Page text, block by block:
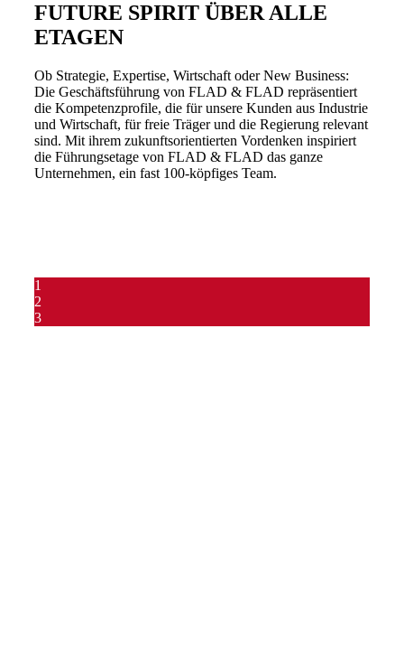
FUTURE SPIRIT ÜBER ALLE
ETAGEN
Ob Strategie, Expertise, Wirtschaft oder New Business:
Die Geschäftsführung von FLAD & FLAD repräsentiert
die Kompetenzprofile, die für unsere Kunden aus Industrie
und Wirtschaft, für freie Träger und die Regierung relevant
sind. Mit ihrem zukunftsorientierten Vordenken inspiriert
die Führungsetage von FLAD & FLAD das ganze
Unternehmen, ein fast 100-köpfiges Team.
1
2
3